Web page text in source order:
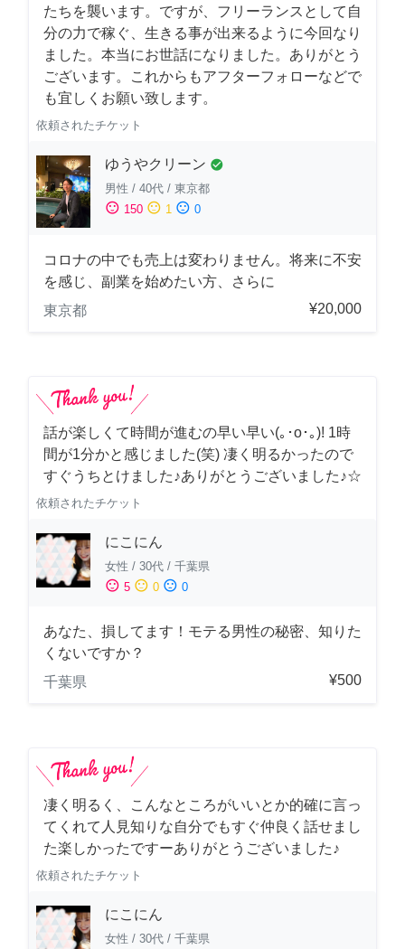
たちを襲います。ですが、フリーランスとして自
分の力で稼ぐ、生きる事が出来るように今回なり
ました。本当にお世話になりました。ありがとう
ございます。これからもアフターフォローなどで
も宜しくお願い致します。
依頼されたチケット
ゆうやクリーン check_circle
男性 / 40代 / 東京都
sentiment_satisfied 150 sentiment_neutral 1 sentiment_dissatisfied 0
コロナの中でも売上は変わりません。将来に不安
を感じ、副業を始めたい方、さらに
東京都
¥20,000
話が楽しくて時間が進むの早い早い(｡･о･｡)! 1時
間が1分かと感じました(笑) 凄く明るかったので
すぐうちとけました♪ありがとうございました♪☆
依頼されたチケット
にこにん
女性 / 30代 / 千葉県
sentiment_satisfied 5 sentiment_neutral 0 sentiment_dissatisfied 0
あなた、損してます！モテる男性の秘密、知りた
くないですか？
千葉県
¥500
凄く明るく、こんなところがいいとか的確に言っ
てくれて人見知りな自分でもすぐ仲良く話せまし
た楽しかったですーありがとうございました♪
依頼されたチケット
にこにん
女性 / 30代 / 千葉県